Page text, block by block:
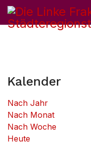
Kalender
Nach Jahr
Nach Monat
Nach Woche
Heute